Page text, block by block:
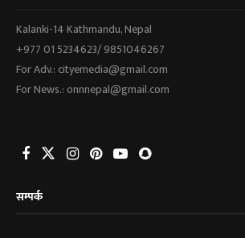
Kalanki-14 Kathmandu, Nepal
+977 01 5234623/ 9851046267
For Adv.: cityemedia@gmail.com
For News.: onnnepal@gmail.com
सम्पर्क